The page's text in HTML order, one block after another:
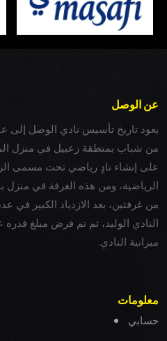
عن الوصل
من شباب بمنطقة زعبيل في منزل
على إنشاء نادٍ رياضي تحت مسمى
الرياضية، ومن هذه الغرفة في
من غرفتين، بعد الازدياد الكبير في
النادي الوليد، ثم تم فرض مبلغ
ميزانية النادي.
معلومات
حسابي